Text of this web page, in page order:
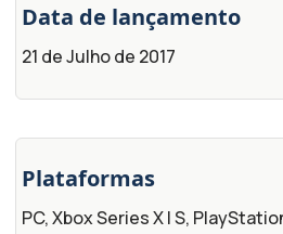
Data de lançamento
21 de Julho de 2017
Plataformas
PC, Xbox Series X | S,